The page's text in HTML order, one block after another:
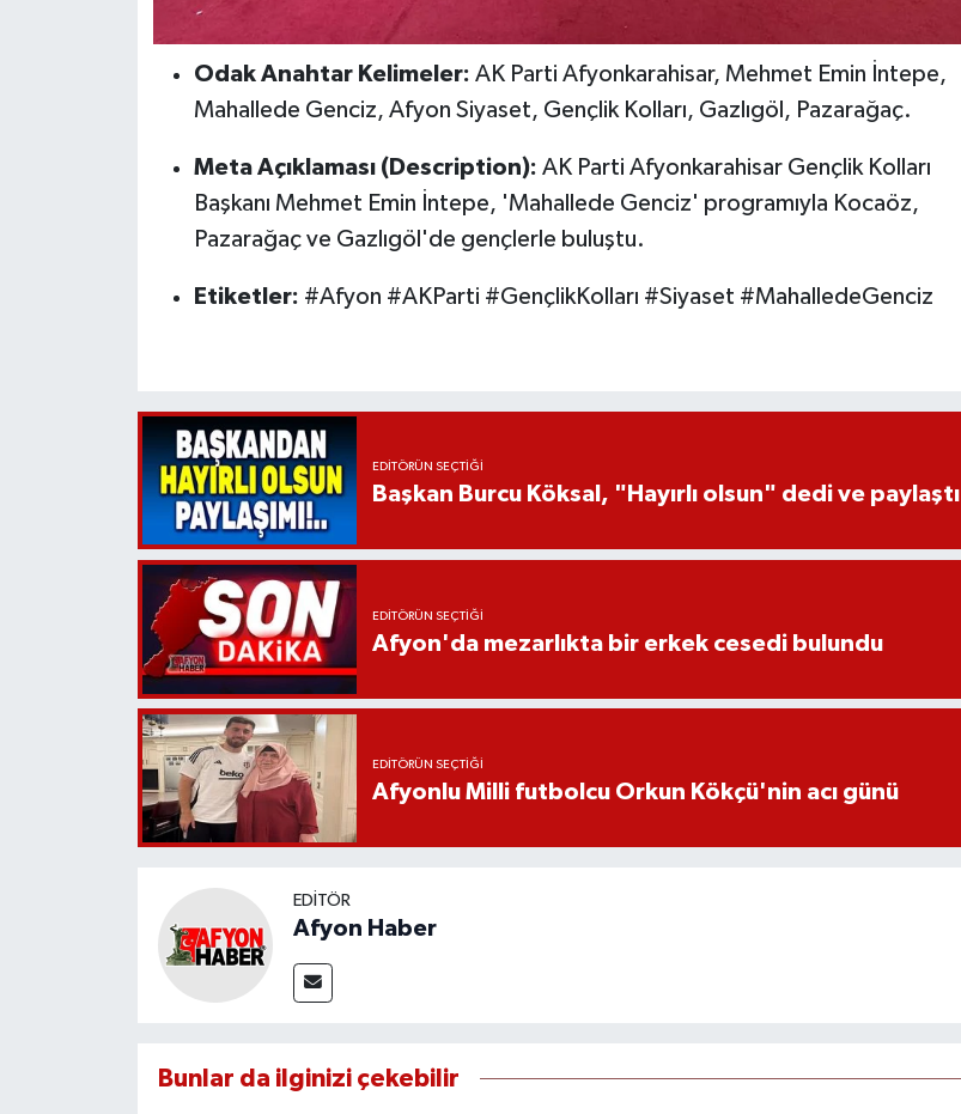
Odak Anahtar Kelimeler: AK Parti Afyonkarahisar, Mehmet Emin İntepe,
Mahallede Genciz, Afyon Siyaset, Gençlik Kolları, Gazlıgöl, Pazarağaç.
Meta Açıklaması (Description): AK Parti Afyonkarahisar Gençlik Kolları
Başkanı Mehmet Emin İntepe, 'Mahallede Genciz' programıyla Kocaöz,
Pazarağaç ve Gazlıgöl'de gençlerle buluştu.
Etiketler: #Afyon #AKParti #GençlikKolları #Siyaset #MahalledeGenciz
EDITÖRÜN SEÇTIĞI
Başkan Burcu Köksal, "Hayırlı olsun" dedi ve paylaştı
EDITÖRÜN SEÇTIĞI
Afyon'da mezarlıkta bir erkek cesedi bulundu
EDITÖRÜN SEÇTIĞI
Afyonlu Milli futbolcu Orkun Kökçü'nin acı günü
EDITÖR
Afyon Haber
Bunlar da ilginizi çekebilir